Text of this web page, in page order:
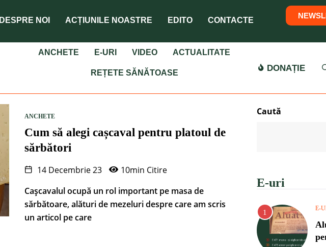
DESPRE NOI ACȚIUNILE NOASTRE EDITO CONTACTE
ANCHETE E-URI VIDEO ACTUALITATE
REȚETE SĂNĂTOASE DONAȚIE
ANCHETE
Cum să alegi cașcaval pentru platoul de
sărbători
14 Decembrie 23
10min Citire
Cașcavalul ocupă un rol important pe masa de
sărbătoare, alături de mezeluri despre care am scris
un articol pe care
Caută
E-uri
E-